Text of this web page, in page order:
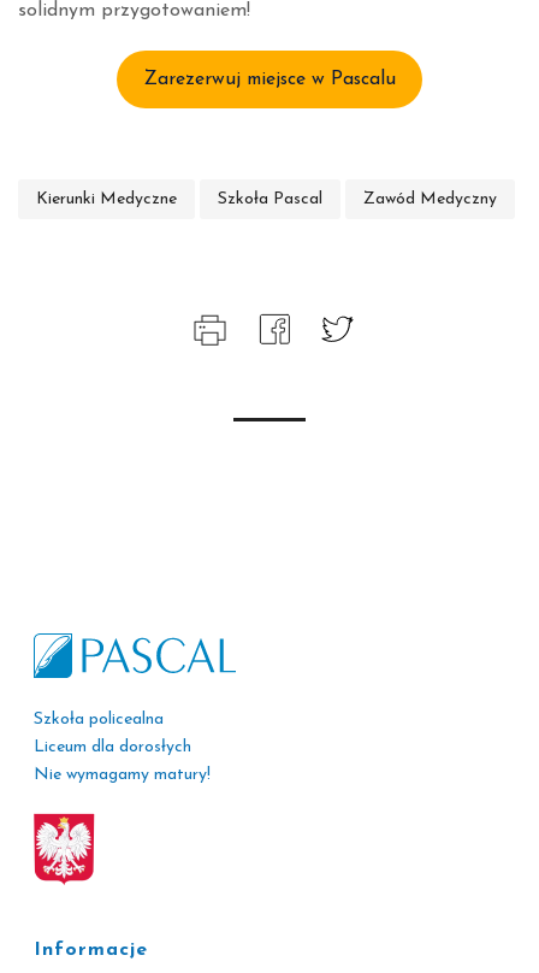
solidnym przygotowaniem!
Zarezerwuj miejsce w Pascalu
Kierunki Medyczne Szkoła Pascal Zawód Medyczny
Szkoła policealna
Liceum dla dorosłych
Nie wymagamy matury!
Informacje